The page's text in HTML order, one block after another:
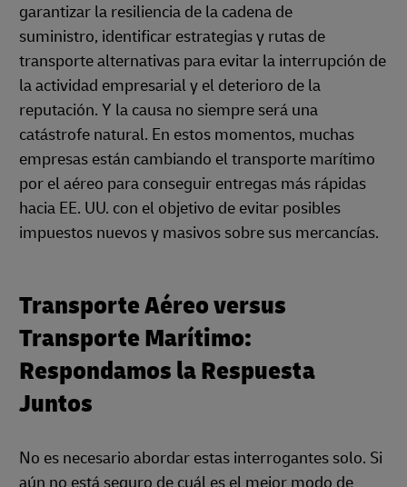
garantizar la resiliencia de la cadena de
suministro, identificar estrategias y rutas de
transporte alternativas para evitar la interrupción de
la actividad empresarial y el deterioro de la
reputación. Y la causa no siempre será una
catástrofe natural. En estos momentos, muchas
empresas están cambiando el transporte marítimo
por el aéreo para conseguir entregas más rápidas
hacia EE. UU. con el objetivo de evitar posibles
impuestos nuevos y masivos sobre sus mercancías.
Transporte Aéreo versus
Transporte Marítimo:
Respondamos la Respuesta
Juntos
No es necesario abordar estas interrogantes solo. Si